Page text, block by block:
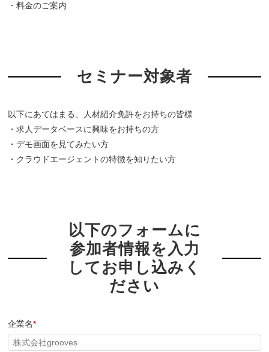
・料金のご案内
セミナー対象者
以下にあてはまる、人材紹介免許をお持ちの皆様
・求人データベースに興味をお持ちの方
・デモ画面を見てみたい方
・クラウドエージェントの特徴を知りたい方
以下のフォームに
参加者情報を入力
してお申し込みく
ださい
*
企業名